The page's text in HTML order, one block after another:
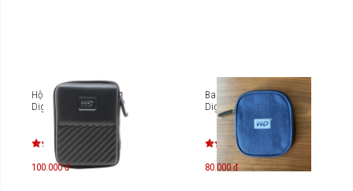
Hộp đựng ổ cứng Western
Digital
100.000 đ
Bao đựng ổ cứng Western
Digital
80.000 đ